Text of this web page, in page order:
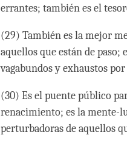
errantes; también es el
(29) También es la mejor
aquellos que están de paso;
vagabundos y exhaustos
(30) Es el puente público
renacimiento; es la mente-
perturbadoras de aquellos